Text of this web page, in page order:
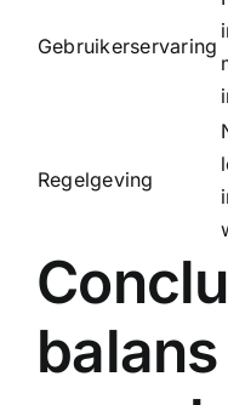
Gebruikerservaring
Regelgeving